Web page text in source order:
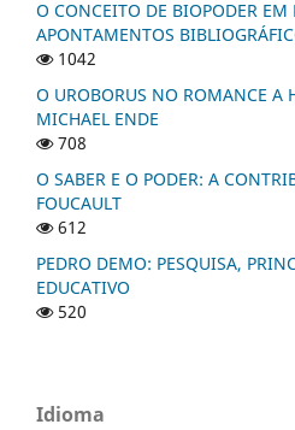
O CONCEITO DE BIOPODER EM
APONTAMENTOS
1042
O UROBORUS NO ROMANCE A
MICHAEL ENDE
708
O SABER E O PODER: A
FOUCAULT
612
PEDRO DEMO: PESQUISA,
EDUCATIVO
520
Idioma